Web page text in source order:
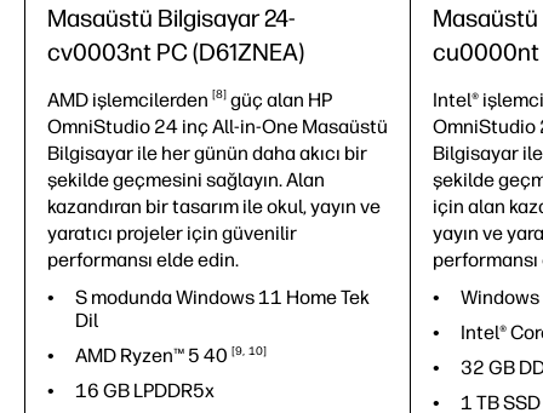
Masaüstü Bilgisayar 24-
cv0003nt PC (D61ZNEA)
AMD işlemcilerden 8 güç alan HP
OmniStudio 24 inç All-in-One Masaüstü
Bilgisayar ile her günün daha akıcı bir
şekilde geçmesini sağlayın. Alan
kazandıran bir tasarım ile okul, yayın ve
yaratıcı projeler için güvenilir
performansı elde edin.
S modunda Windows 11 Home Tek
Dil
AMD Ryzen™ 5 40 9 10
16 GB LPDDR5x
Masaüstü
cu0000nt
Intel®
OmniStudio
Bilgisayar
şekilde
için alan
yayın ve
Intel®
32 GB
1 TB SSD